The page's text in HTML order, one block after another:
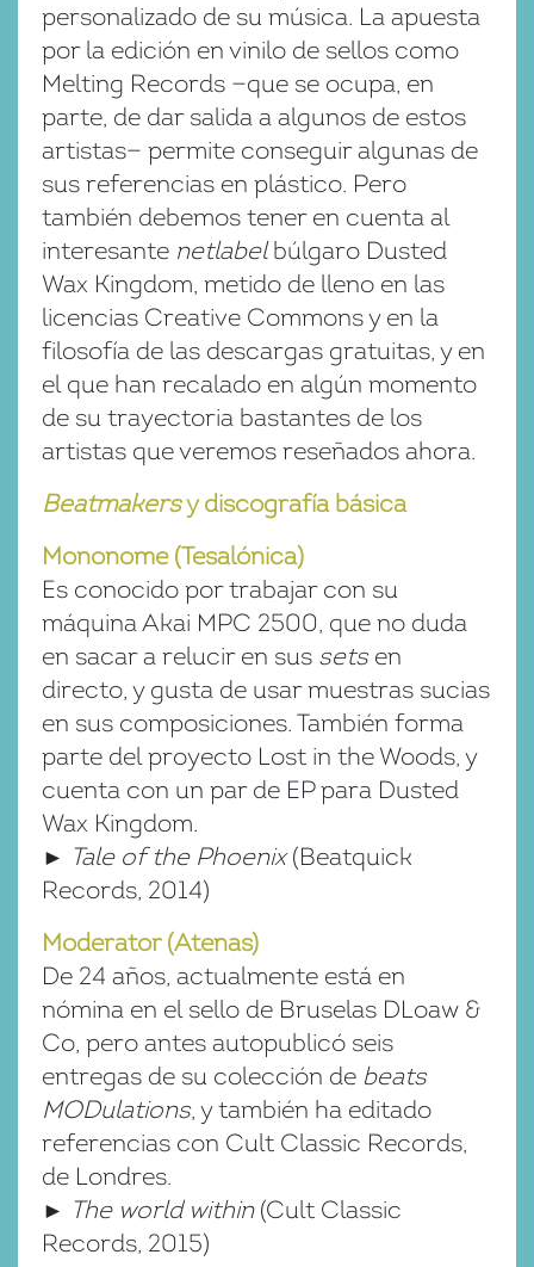
personalizado de su música. La apuesta
por la edición en vinilo de sellos como
Melting Records —que se ocupa, en
parte, de dar salida a algunos de estos
artistas— permite conseguir algunas de
sus referencias en plástico. Pero
también debemos tener en cuenta al
interesante netlabelbúlgaro Dusted
Wax Kingdom, metido de lleno en las
licencias Creative Commons y en la
filosofía de las descargas gratuitas, y en
el que han recalado en algún momento
de su trayectoria bastantes de los
artistas que veremos reseñados ahora.
Beatmakersy discografía básica
Mononome (Tesalónica)
Es conocido por trabajar con su
máquina Akai MPC 2500, que no duda
en sacar a relucir en sus setsen
directo, y gusta de usar muestras sucias
en sus composiciones. También forma
parte del proyecto Lost in the Woods, y
cuenta con un par de EP para Dusted
Wax Kingdom.
► Tale of the Phoenix(Beatquick
Records, 2014)
Moderator (Atenas)
De 24 años, actualmente está en
nómina en el sello de Bruselas DLoaw &
Co, pero antes autopublicó seis
entregas de su colección de beats
MODulations, y también ha editado
referencias con Cult Classic Records,
de Londres.
► The world within(Cult Classic
Records, 2015)